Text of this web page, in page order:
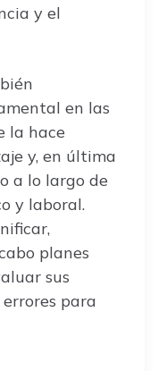
y el
en las
la hace
y, en última
a lo largo de
y laboral.
planes
sus
para